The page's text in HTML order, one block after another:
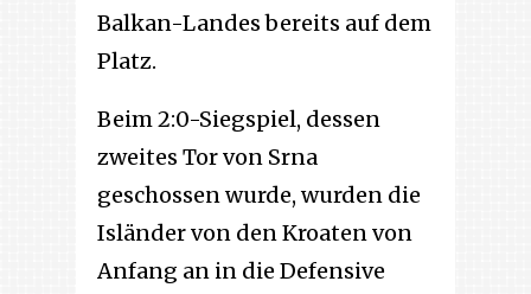
Balkan-Landes bereits auf dem
Platz.
Beim 2:0-Siegspiel, dessen
zweites Tor von Srna
geschossen wurde, wurden die
Isländer von den Kroaten von
Anfang an in die Defensive